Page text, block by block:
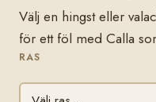
Välj en hingst eller
för ett föl med Calla
RAS